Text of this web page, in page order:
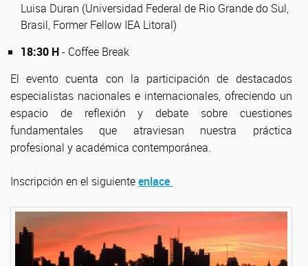
Luisa Duran (Universidad Federal de Rio Grande do Sul,
Brasil, Former Fellow IEA Litoral)
18:30 H- Coffee Break
El evento cuenta con la participación de destacados
especialistas nacionales e internacionales, ofreciendo un
espacio de reflexión y debate sobre cuestiones
fundamentales que atraviesan nuestra práctica
profesional y académica contemporánea.
Inscripción en el siguienteenlace